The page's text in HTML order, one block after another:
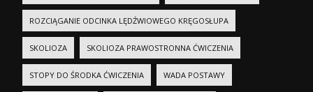
ROZCIĄGANIE ODCINKA LĘDŹWIOWEGO KRĘGOSŁUPA
SKOLIOZA SKOLIOZA PRAWOSTRONNA ĆWICZENIA
STOPY DO ŚRODKA ĆWICZENIA WADA POSTAWY